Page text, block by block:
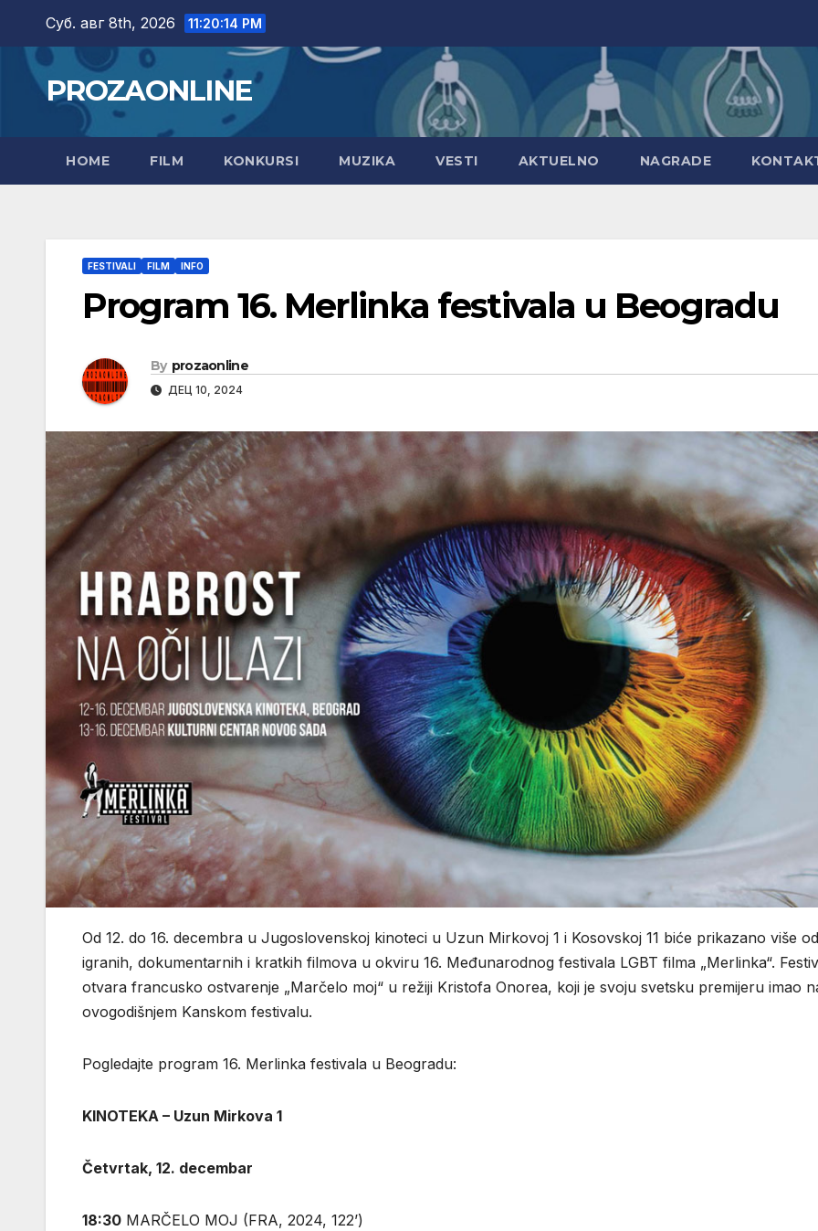
content
Суб. авг 8th, 2026 11:20:15 PM
PROZAONLINE
HOME FILM KONKURSI MUZIKA VESTI AKTUELNO NAGRADE
FESTIVALI FILM INFO
Program 16. Merlinka festivala u Beogradu
By prozaonline
ДЕЦ 10, 2024
Od 12. do 16. decembra u Jugoslovenskoj kinoteci u Uzun Mirkovoj 1 i Kosovskoj 11 biće prikazano više
igranih, dokumentarnih i kratkih filmova u okviru 16. Međunarodnog festivala LGBT filma „Merlinka“.
otvara francusko ostvarenje „Marčelo moj“ u režiji Kristofa Onorea, koji je svoju svetsku premijeru imao
ovogodišnjem Kanskom festivalu.
Pogledajte program 16. Merlinka festivala u Beogradu:
KINOTEKA – Uzun Mirkova 1
Četvrtak, 12. decembar
18:30 MARČELO MOJ (FRA, 2024, 122’)